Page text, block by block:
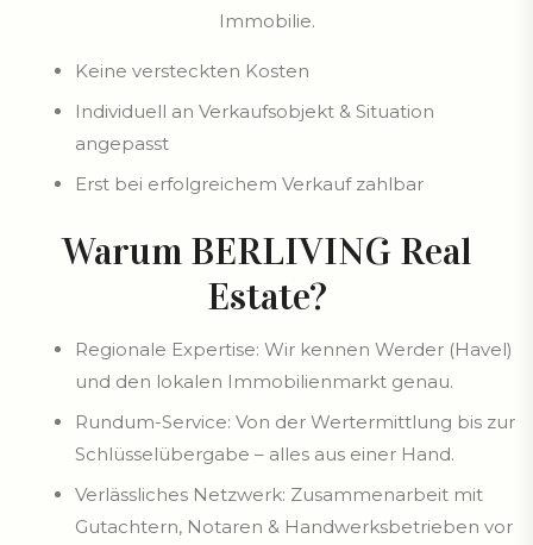
Immobilie.
Keine versteckten Kosten
Individuell an Verkaufsobjekt & Situation
angepasst
Erst bei erfolgreichem Verkauf zahlbar
Warum BERLIVING Real
Estate?
Regionale Expertise: Wir kennen Werder (Havel)
und den lokalen Immobilienmarkt genau.
Rundum-Service: Von der Wertermittlung bis zur
Schlüsselübergabe – alles aus einer Hand.
Verlässliches Netzwerk: Zusammenarbeit mit
Gutachtern, Notaren & Handwerksbetrieben vor